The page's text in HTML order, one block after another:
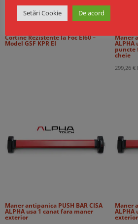
Cortine Rezistente la Foc EI60 –
Model GSF KPR EI
Maner
ALPHA
puncte
cheie
299,26 €
Maner antipanica PUSH BAR CISA
ALPHA usa 1 canat fara maner
exterior
Maner
ALPHA
exterior
Setări Cookie De acord